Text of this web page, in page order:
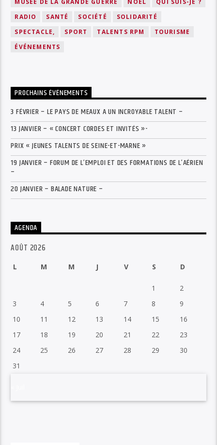
RADIO
SANTÉ SOCIÉTÉ
SOLIDARITÉ
SPECTACLE,
SPORT TALENTS RPM
TOURISME
ÉVÉNEMENTS
PROCHAINS ÉVÉNEMENTS
3 FÉVRIER – LE PAYS DE MEAUX A UN INCROYABLE TALENT –
13 JANVIER – « CONCERT CORDES ET INVITÉS »-
PRIX « JEUNES TALENTS DE SEINE-ET-MARNE »
19 JANVIER – FORUM DE L’EMPLOI ET DES FORMATIONS DE L’AÉRIEN
–
20 JANVIER – BALADE NATURE –
AGENDA
AOÛT 2026
L M M J V S D
1
2
3
4 5 6 7 8
9
10
11 12 13 14 15
16
17
18 19 20 21 22
23
24
25 26 27 28 29
30
31